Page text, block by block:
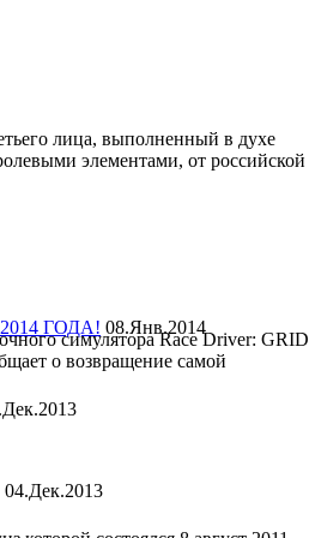
лица, выполненный в духе
элементами, от российской
симулятора Race Driver: GRID
о возвращение самой
ГОДА! 08.Янв.2014
04.Дек.2013